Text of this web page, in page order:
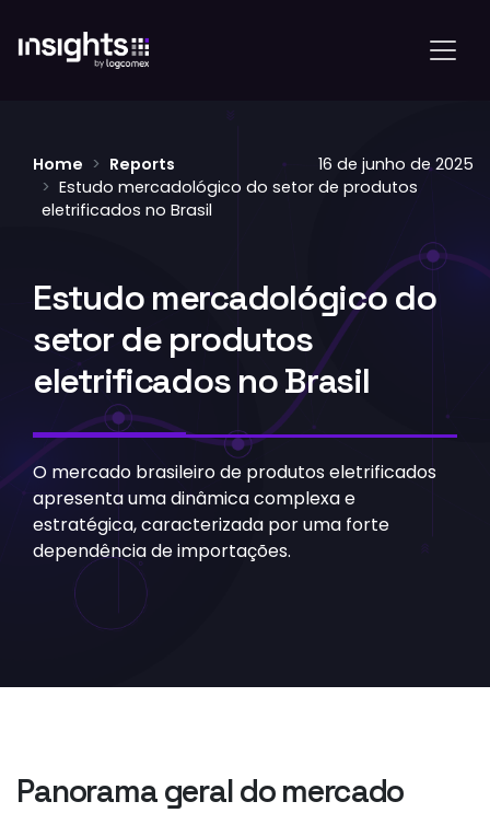
Home
Reports
Estudo mercadológico do setor de produtos
eletrificados no Brasil
16 de junho de 2025
Estudo mercadológico do
setor de produtos
eletrificados no Brasil
O mercado brasileiro de produtos eletrificados
apresenta uma dinâmica complexa e
estratégica, caracterizada por uma forte
dependência de importações.
Panorama geral do mercado